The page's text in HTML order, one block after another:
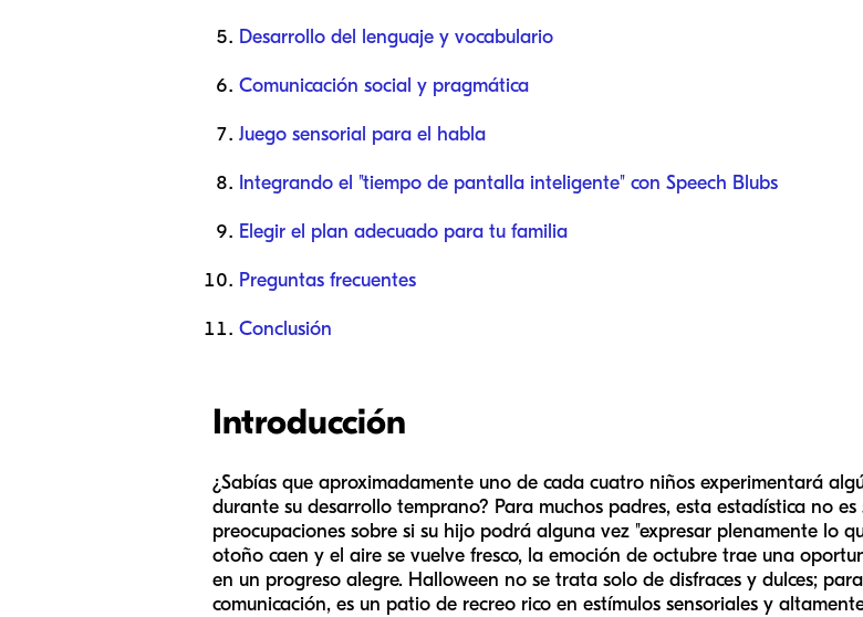
Desarrollo del lenguaje y vocabulario
Comunicación social y pragmática
Juego sensorial para el habla
Integrando el "tiempo de pantalla inteligente" con Speech Blubs
Elegir el plan adecuado para tu familia
Preguntas frecuentes
Conclusión
Introducción
¿Sabías que aproximadamente uno de cada cuatro niños experimentará
durante su desarrollo temprano? Para muchos padres, esta estadística no
preocupaciones sobre si su hijo podrá alguna vez "expresar plenamente lo
otoño caen y el aire se vuelve fresco, la emoción de octubre trae una
en un progreso alegre. Halloween no se trata solo de disfraces y dulces;
comunicación, es un patio de recreo rico en estímulos sensoriales y